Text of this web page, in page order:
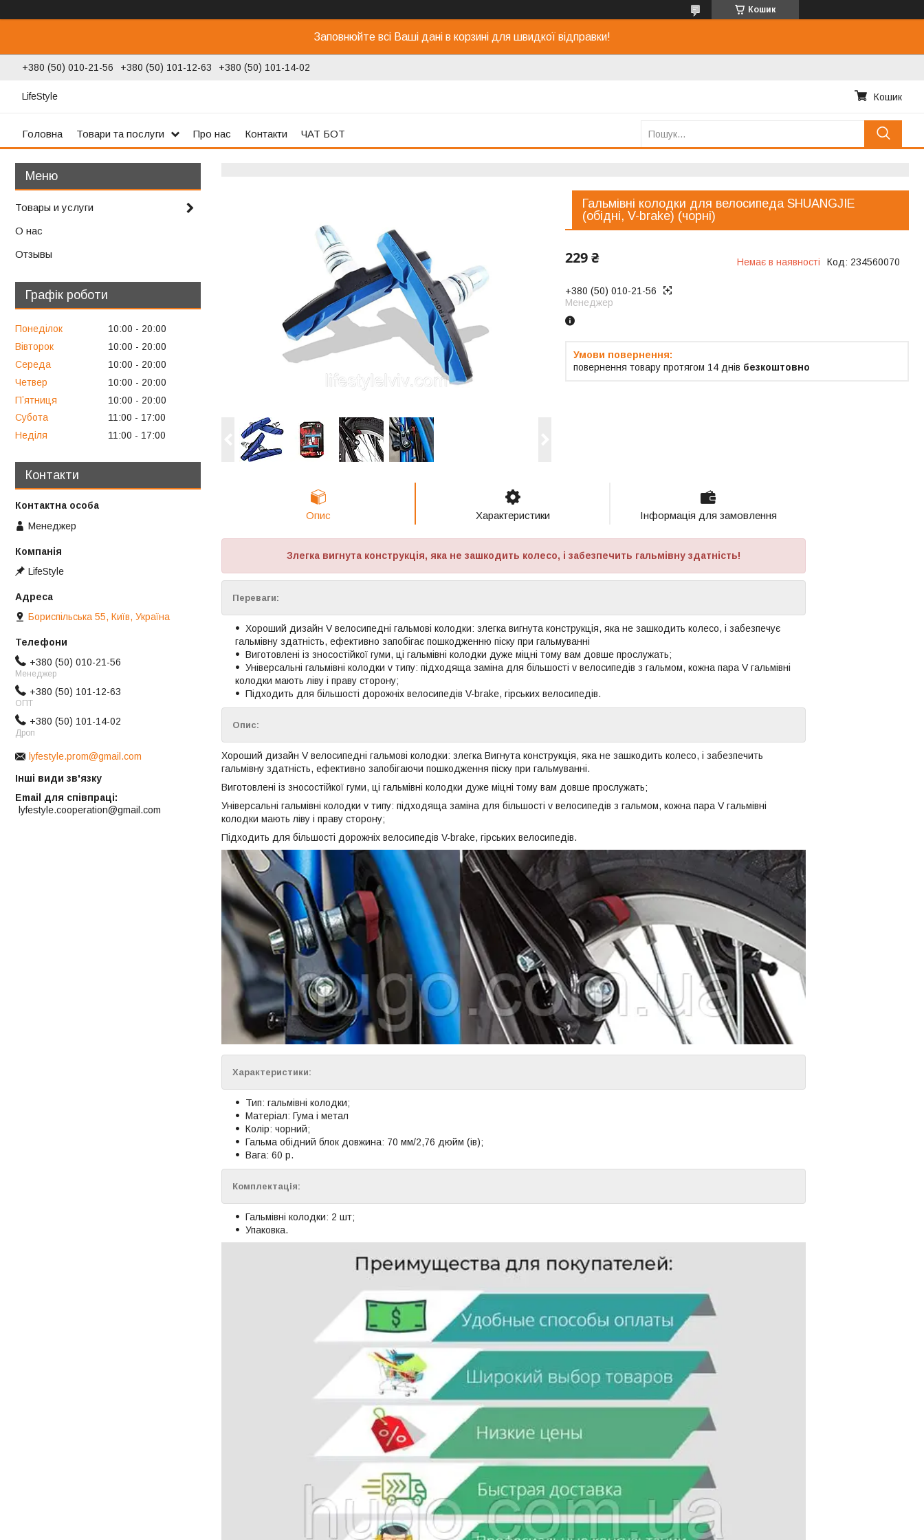
Кошик
Заповнюйте всі Ваші дані в корзині для швидкої відправки!
+380 (50) 010-21-56 +380 (50) 101-12-63 +380 (50) 101-14-02
LifeStyle Кошик
Головна Товари та послуги Про нас Контакти ЧАТ БОТ
Гальмівні колодки для велосипеда SHUANGJIE
(обідні, V-brake) (чорні)
229 ₴ Немає в наявності Код: 234560070
+380 (50) 010-21-56
Менеджер
повернення товару протягом 14 днів безкоштовно
Опис Характеристики Інформація для замовлення
Злегка вигнута конструкція, яка не зашкодить колесо, і забезпечить гальмівну здатність!
Переваги:
Хороший дизайн V велосипедні гальмові колодки: злегка вигнута конструкція, яка не зашкодить колесо, і забезпечує
гальмівну здатність, ефективно запобігає пошкодженню піску при гальмуванні
Виготовлені із зносостійкої гуми, ці гальмівні колодки дуже міцні тому вам довше прослужать;
Універсальні гальмівні колодки v типу: підходяща заміна для більшості v велосипедів з гальмом, кожна пара V гальмівні
колодки мають ліву і праву сторону;
Підходить для більшості дорожніх велосипедів V-brake, гірських велосипедів.
Опис:
Хороший дизайн V велосипедні гальмові колодки: злегка Вигнута конструкція, яка не зашкодить колесо, і забезпечить
гальмівну здатність, ефективно запобігаючи пошкодження піску при гальмуванні.
Виготовлені із зносостійкої гуми, ці гальмівні колодки дуже міцні тому вам довше прослужать;
Універсальні гальмівні колодки v типу: підходяща заміна для більшості v велосипедів з гальмом, кожна пара V гальмівні
колодки мають ліву і праву сторону;
Підходить для більшості дорожніх велосипедів V-brake, гірських велосипедів.
Характеристики:
Тип: гальмівні колодки;
Матеріал: Гума і метал
Колір: чорний;
Гальма обідний блок довжина: 70 мм/2,76 дюйм (ів);
Вага: 60 р.
Комплектація:
Гальмівні колодки: 2 шт;
Упаковка.
Товары и услуги
О нас
Отзывы
Графік роботи
Понеділок 10:00
20:00
Вівторок
10:00
20:00
Середа
10:00
20:00
Четвер
10:00
20:00
Пʼятниця
10:00
20:00
Субота
11:00
17:00
Неділя
11:00 17:00
Контакти
Менеджер
LifeStyle
Бориспільська 55, Київ, Україна
+380 (50) 010-21-56
Менеджер
+380 (50) 101-12-63
ОПТ
+380 (50) 101-14-02
Дроп
lyfestyle.prom@gmail.com
Інші види зв'язку
Email для співпраці
lyfestyle.cooperation@gmail.com